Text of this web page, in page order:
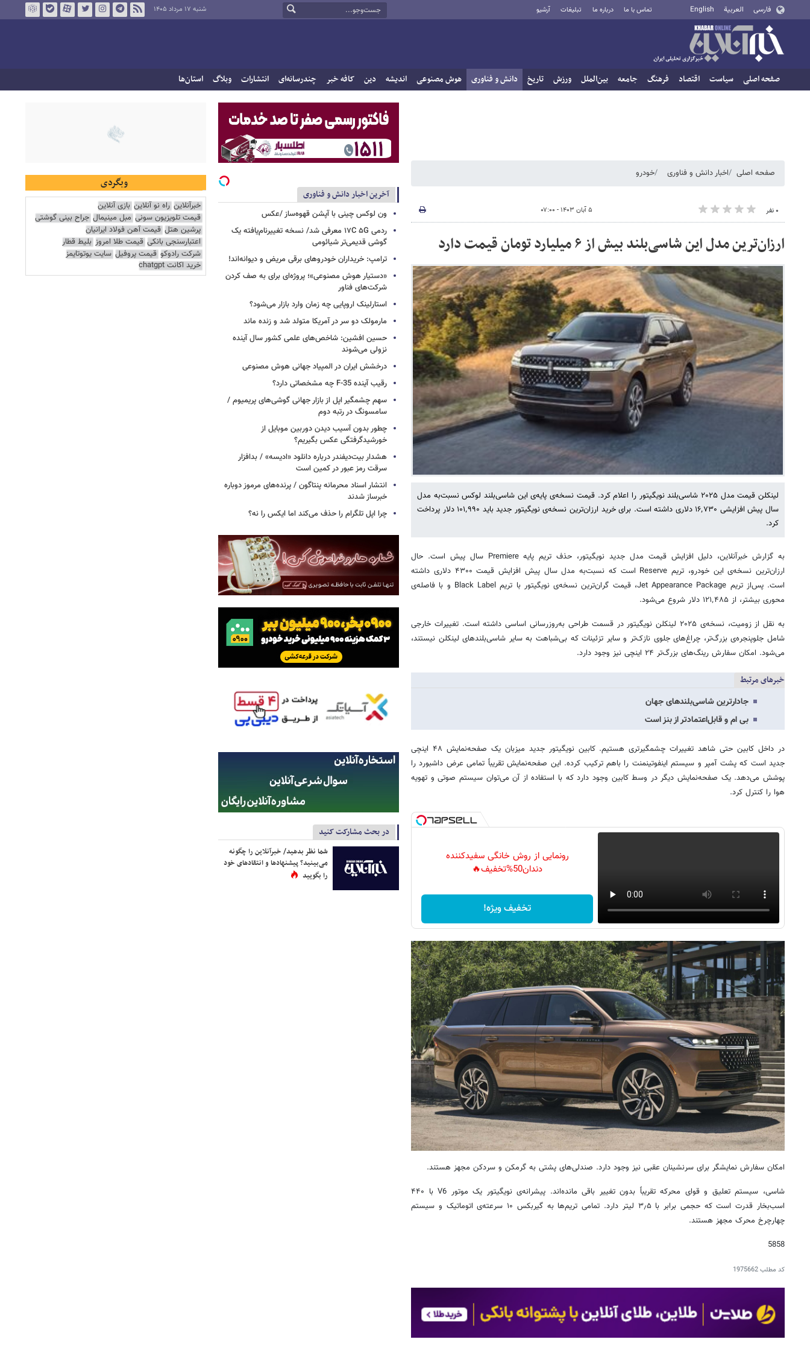
فارسی العربية English تماس با ما درباره ما تبلیغات آرشیو شنبه ۱۷ مرداد ۱۴۰۵
صفحه اصلی سیاست اقتصاد فرهنگ جامعه بین‌الملل ورزش تاریخ دانش و فناوری هوش مصنوعی اندیشه دین کافه خبر چندرسانه‌ای انتشارات وبلاگ استان‌ها
صفحه اصلی اخبار دانش و فناوری خودرو
۰ نفر ۵ آبان ۱۴۰۳ - ۰۷:۰۰
ارزان‌ترین مدل این شاسی‌بلند بیش از ۶ میلیارد تومان قیمت دارد
لینکلن قیمت مدل ۲۰۲۵ شاسی‌بلند نویگیتور را اعلام کرد. قیمت نسخه‌ی پایه‌ی این شاسی‌بلند لوکس نسبت‌به مدل
سال پیش افزایشی ۱۶٬۷۳۰ دلاری داشته است. برای خرید ارزان‌ترین نسخه‌ی نویگیتور جدید باید ۱۰۱٬۹۹۰ دلار پرداخت
کرد.
به گزارش خبرآنلاین، دلیل افزایش قیمت مدل جدید نویگیتور، حذف تریم پایه Premiere سال پیش است. حال
ارزان‌ترین نسخه‌ی این خودرو، تریم Reserve است که نسبت‌به مدل سال پیش افزایش قیمت ۴۳۰۰ دلاری داشته
است. پس‌از تریم Jet Appearance Package، قیمت گران‌ترین نسخه‌ی نویگیتور با تریم Black Label و با فاصله‌ی
محوری بیشتر، از ۱۲۱٬۴۸۵ دلار شروع می‌شود.
به نقل از زومیت، نسخه‌ی ۲۰۲۵ لینکلن نویگیتور در قسمت طراحی به‌روزرسانی اساسی داشته است. تغییرات خارجی
شامل جلوپنجره‌ی بزرگ‌تر، چراغ‌های جلوی نازک‌تر و سایر تزئینات که بی‌شباهت به سایر شاسی‌بلندهای لینکلن نیستند،
می‌شود. امکان سفارش رینگ‌های بزرگ‌تر ۲۴ اینچی نیز وجود دارد.
خبرهای مرتبط
جادارترین شاسی‌بلندهای جهان
بی ام و قابل‌اعتمادتر از بنز است
در داخل کابین حتی شاهد تغییرات چشمگیرتری هستیم. کابین نویگیتور جدید میزبان یک صفحه‌نمایش ۴۸ اینچی
جدید است که پشت آمپر و سیستم اینفوتینمنت را باهم ترکیب کرده. این صفحه‌نمایش تقریباً تمامی عرض داشبورد را
پوشش می‌دهد. یک صفحه‌نمایش دیگر در وسط کابین وجود دارد که با استفاده از آن می‌توان سیستم صوتی و تهویه
هوا را کنترل کرد.
رونمایی از روش خانگی سفیدکننده
دندان50%تخفیف🔥
تخفیف ویژه!
امکان سفارش نمایشگر برای سرنشینان عقبی نیز وجود دارد. صندلی‌های پشتی به گرمکن و سردکن مجهز هستند.
شاسی، سیستم تعلیق و قوای محرکه تقریباً بدون تغییر باقی مانده‌اند. پیشرانه‌ی نویگیتور یک موتور V6 با ۴۴۰
اسب‌بخار قدرت است که حجمی برابر با ۳٫۵ لیتر دارد. تمامی تریم‌ها به گیربکس ۱۰ سرعته‌ی اتوماتیک و سیستم
چهارچرخ محرک مجهز هستند.
5858
کد مطلب1975662
آخرین اخبار دانش و فناوری
ون لوکس چینی با آپشن قهوه‌ساز /عکس
ردمی ۱۷C ۵G معرفی شد/ نسخه تغییرنام‌یافته یک
گوشی قدیمی‌تر شیائومی
ترامپ: خریداران خودروهای برقی مریض و دیوانه‌اند!
«دستیار هوش مصنوعی»؛ پروژه‌ای برای به صف کردن
شرکت‌های فناور
استارلینک اروپایی چه زمان وارد بازار می‌شود؟
مارمولک دو سر در آمریکا متولد شد و زنده ماند
حسین افشین: شاخص‌های علمی کشور سال آینده
نزولی می‌شوند
درخشش ایران در المپیاد جهانی هوش مصنوعی
رقیب آینده F-35 چه مشخصاتی دارد؟
سهم چشمگیر اپل از بازار جهانی گوشی‌های پریمیوم /
سامسونگ در رتبه دوم
چطور بدون آسیب دیدن دوربین موبایل از
خورشیدگرفتگی عکس بگیریم؟
هشدار بیت‌دیفندر درباره دانلود «ادیسه» / بدافزار
سرقت رمز عبور در کمین است
انتشار اسناد محرمانه پنتاگون / پرنده‌های مرموز دوباره
خبرساز شدند
چرا اپل تلگرام را حذف می‌کند اما ایکس را نه؟
در بحث مشارکت کنید
شما نظر بدهید/ خبرآنلاین را چگونه
می‌بینید؟ پیشنهادها و انتقادهای خود
را بگویید
وبگردی
خبرآنلاین راه نو آنلاین بازی آنلاین
قیمت تلویزیون سونی مبل مینیمال جراح بینی گوشتی
پرشین هتل قیمت آهن فولاد ایرانیان
اعتبارسنجی بانکی قیمت طلا امروز بلیط قطار
شرکت رادوکو قیمت پروفیل سایت یوتوتایمز
خرید اکانت chatgpt